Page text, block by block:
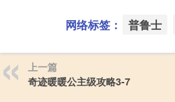
网络标签： 普鲁士
上一篇
奇迹暖暖公主级攻略3-7